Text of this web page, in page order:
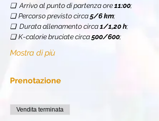
❏  Arrivo al punto di partenza ore 11:00;
❏ Percorso previsto circa 5/6 km;
❏  Durata allenamento circa 1/1,20 h;
❏ K-calorie bruciate circa 500/600;
Mostra di più
Prenotazione
Vendita terminata